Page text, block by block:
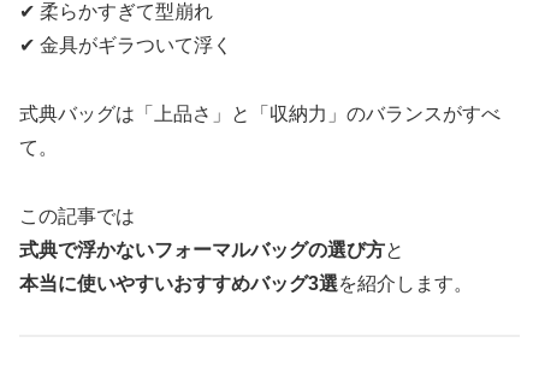
✔ 柔らかすぎて型崩れ
✔ 金具がギラついて浮く
式典バッグは「上品さ」と「収納力」のバランスがすべ
て。
この記事では
式典で浮かないフォーマルバッグの選び方と
本当に使いやすいおすすめバッグ3選を紹介します。